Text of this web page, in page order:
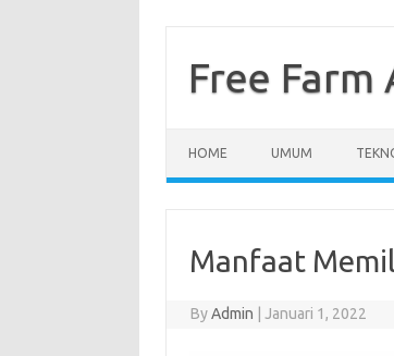
contentFree Farm
HOME UMUM
Manfaat
ByAdmin Januari 1, 2022